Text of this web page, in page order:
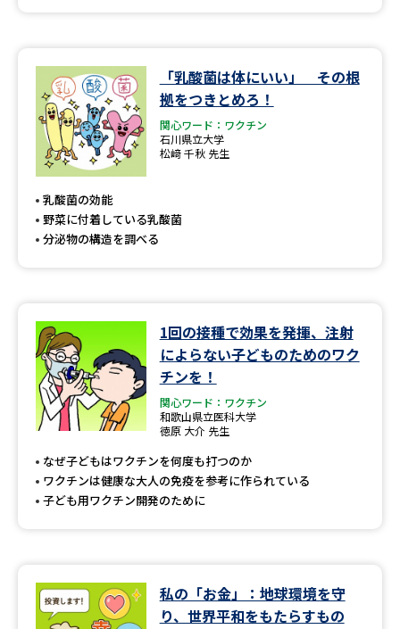
「乳酸菌は体にいい」 その根
拠をつきとめろ！
関心ワード：ワクチン
石川県立大学
松﨑 千秋 先生
乳酸菌の効能
野菜に付着している乳酸菌
分泌物の構造を調べる
1回の接種で効果を発揮、注射
によらない子どものためのワク
チンを！
関心ワード：ワクチン
和歌山県立医科大学
徳原 大介 先生
なぜ子どもはワクチンを何度も打つのか
ワクチンは健康な大人の免疫を参考に作られている
子ども用ワクチン開発のために
私の「お金」：地球環境を守
り、世界平和をもたらすもの